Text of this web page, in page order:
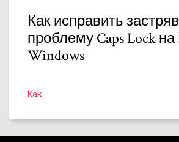
Как исправить
проблему Caps Lock
Windows
Как